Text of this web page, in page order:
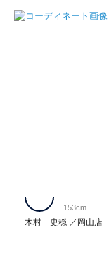
木村 史穏 岡山店
153cm